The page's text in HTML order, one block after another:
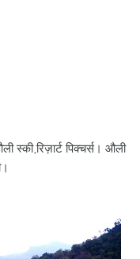
स्की रि़ज़ार्ट पिक्चर्स। औली